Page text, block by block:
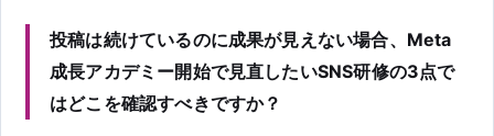
投稿は続けているのに成果が見えない場合、Meta
成長アカデミー開始で見直したいSNS研修の3点で
はどこを確認すべきですか？